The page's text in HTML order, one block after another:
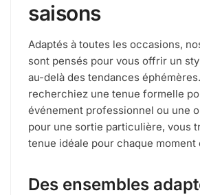
saisons
Adaptés à toutes les occasions,
sont pensés pour vous offrir un
au-delà des tendances
recherchiez une tenue formelle
événement professionnel ou une
pour une sortie particulière, vous
tenue idéale pour chaque moment
Des ensembles